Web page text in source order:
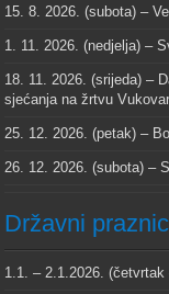
15. 8. 2026. (subota) –
1. 11. 2026. (nedjelja) –
18. 11. 2026. (srijeda) –
sjećanja na žrtvu
25. 12. 2026. (petak) –
26. 12. 2026. (subota) –
Državni
1.1. – 2.1.2026.